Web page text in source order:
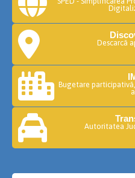
Descarcă
Bugetare
Autoritatea